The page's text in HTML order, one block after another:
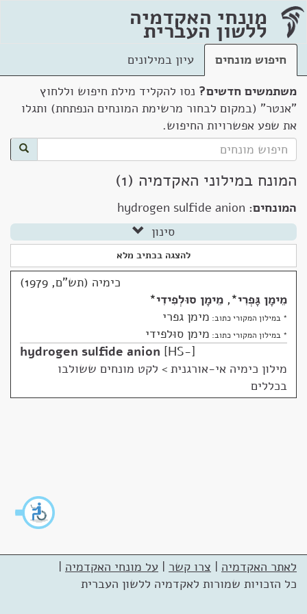
מונחי האקדמיה
ללשון העברית
חיפוש מונחים
עיון במילונים
משתמשים חדשים? נסו להקליד מילת חיפוש וללחוץ
"אנטר" (במקום לבחור מרשימת המונחים הנפתחת) ותגלו
את שפע אפשרויות החיפוש.
המונח במילוני האקדמיה (1)
המונחים: hydrogen sulfide anion
סינון
להצגה בכתיב מלא
כימיה (תש"ם, 1979)
מֵימָן גָּפְרִי*
, מֵימָן סוּלְפִידִי*
* במילון המקורי כתוב: מימן גפרי
* במילון המקורי כתוב: מימן סוּלפידי
hydrogen sulfide anion HS-
מילון כימיה אי-אורגנית > לקט מונחים ששולבו
בכללים
לאתר האקדמיה | צרו קשר | על מונחי האקדמיה |
כל הזכויות שמורות לאקדמיה ללשון העברית